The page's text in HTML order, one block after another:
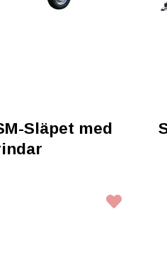
Släpet med